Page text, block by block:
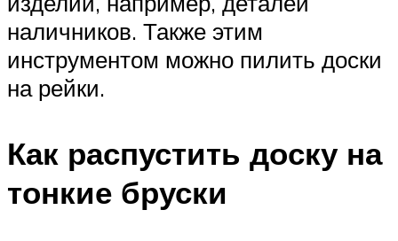
наличников. Также этим
инструментом можно пилить доски
на рейки.
Как распустить доску на
тонкие бруски